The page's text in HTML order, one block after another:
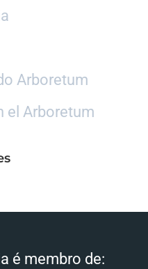
Arboretum
el Arboretum
é membro de: